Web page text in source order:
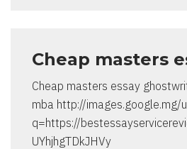
Cheap masters
Cheap masters essay
mba http://images.google.mg/
q=https://
UYhjhgTDkJHVy